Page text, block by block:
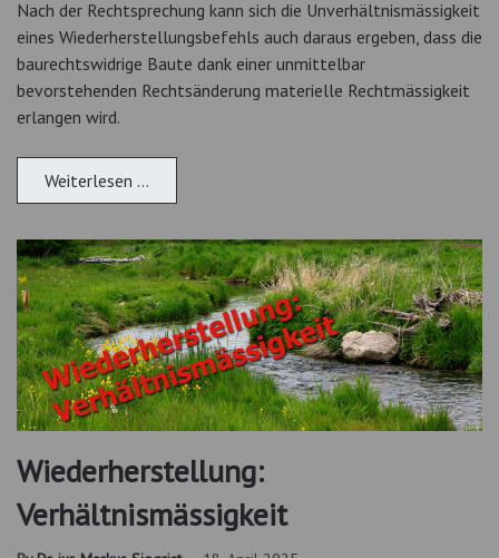
Nach der Rechtsprechung kann sich die Unverhältnismässigkeit
eines Wiederherstellungsbefehls auch daraus ergeben, dass die
baurechtswidrige Baute dank einer unmittelbar
bevorstehenden Rechtsänderung materielle Rechtmässigkeit
erlangen wird.
Weiterlesen …
Wiederherstellung:
Verhältnismässigkeit